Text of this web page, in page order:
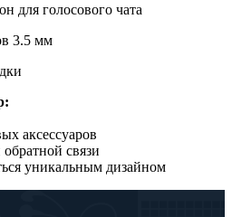
для голосового чата
3.5 мм
аксессуаров
связи
уникальным дизайном